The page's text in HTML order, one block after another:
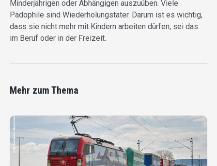
Minderjährigen oder Abhängigen auszuüben. Viele
Pädophile sind Wiederholungstäter. Darum ist es wichtig,
dass sie nicht mehr mit Kindern arbeiten dürfen, sei das
im Beruf oder in der Freizeit.
Mehr zum Thema